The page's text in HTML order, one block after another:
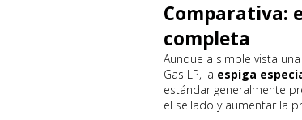
Comparativa:
completa
Aunque a simple vista
Gas LP, la espiga
estándar generalmente
el sellado y aumentar la